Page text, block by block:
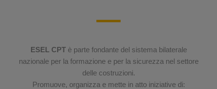
ESEL CPTè parte fondante del sistema bilaterale
nazionale per la formazione e per la sicurezza nel settore
delle costruzioni.
Promuove, organizza e mette in atto iniziative di: